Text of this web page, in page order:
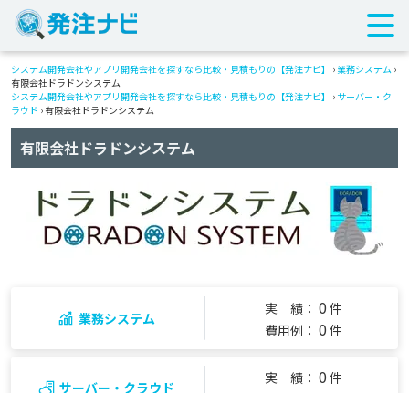
システム開発会社やアプリ開発会社を探すなら比較・見積もりの【発注ナビ】 › 業務システム ›
有限会社ドラドンシステム
システム開発会社やアプリ開発会社を探すなら比較・見積もりの【発注ナビ】
› サーバー・ク
ラウド › 有限会社ドラドンシステム
有限会社ドラドンシステム
業務システム
実 績： 0 件
費用例： 0 件
サーバー・クラウド
実 績： 0 件